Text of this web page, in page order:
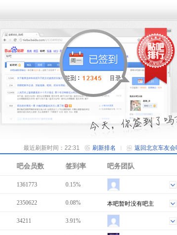
返回北京车友会
刷新排名
最近刷新时间：22:31
吧会员数 签到率 吧务团队
1361773 0.15%
2350622 0.08% 本吧暂时没有吧主
34211 3.91%